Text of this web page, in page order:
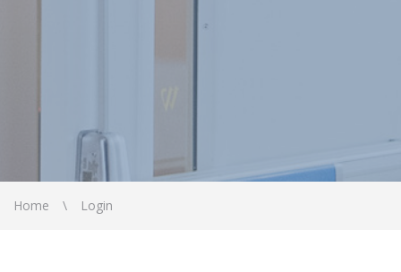
Home Login